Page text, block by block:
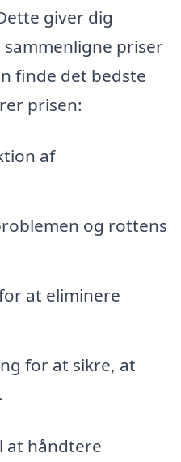
giver dig
priser
finde det bedste
prisen:
af
og rottens
at eliminere
for at sikre, at
at håndtere